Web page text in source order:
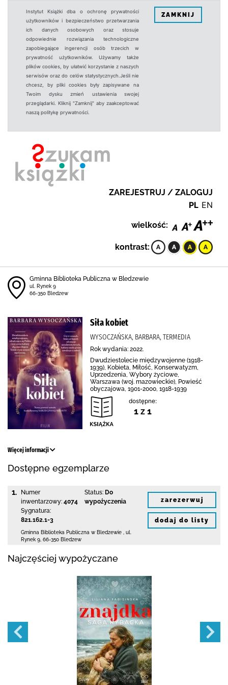
Instytut Książki dba o ochronę prywatności
użytkowników i bezpieczeństwo przetwarzania
ich danych osobowych oraz stosuje
odpowiednie rozwiązania technologiczne
zapobiegające ingerencji osób trzecich w
prywatność użytkowników. Używamy także
plików cookies, by ułatwić korzystanie z naszych
serwisów oraz do celów statystycznych.Jeśli nie
chcesz, by pliki cookies były zapisywane na
Twoim dysku zmień ustawienia swojej
przeglądarki. Kliknij "Zamknij" aby zaakceptować
naszą politykę prywatności.
ZAMKNIJ
ZAREJESTRUJ / ZALOGUJ
PL EN
wielkość:
kontrast:
Gminna Biblioteka Publiczna w Bledzewie
ul. Rynek 9
66-350 Bledzew
Siła kobiet
WYSOCZAŃSKA, BARBARA, TERMEDIA
Rok wydania: 2022.
Dwudziestolecie międzywojenne (1918-
1939), Kobieta, Miłość, Konserwatyzm,
Uprzedzenia, Wybory życiowe,
Warszawa (woj. mazowieckie), Powieść
obyczajowa, 1901-2000, 1918-1939
dostępne:
1 z 1
Więcej informacji
Dostępne egzemplarze
1.
Numer
inwentarzowy: 4074
Sygnatura:
821.162.1-3
Status: Do
wypożyczenia
Gminna Biblioteka Publiczna w Bledzewie
ul.
Rynek 9 66-350 Bledzew
zarezerwuj
dodaj do listy
Najczęściej wypożyczane